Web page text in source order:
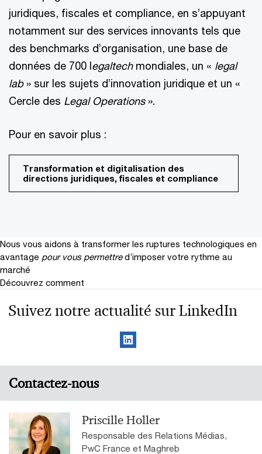
juridiques, fiscales et compliance, en s’appuyant
notamment sur des services innovants tels que
des benchmarks d’organisation, une base de
données de 700 legaltechmondiales, un « legal
lab» sur les sujets d’innovation juridique et un «
Cercle des Legal Operations».
Pour en savoir plus :
Transformation et digitalisation des
directions juridiques, fiscales et compliance
Nous vous aidons à transformer les ruptures technologiques en
avantage pour vous permettre d’imposer votre rythme au
marché
Découvrez comment
Suivez notre actualité sur LinkedIn
Contactez-nous
Priscille Holler
Responsable des Relations Médias,
PwC France et Maghreb